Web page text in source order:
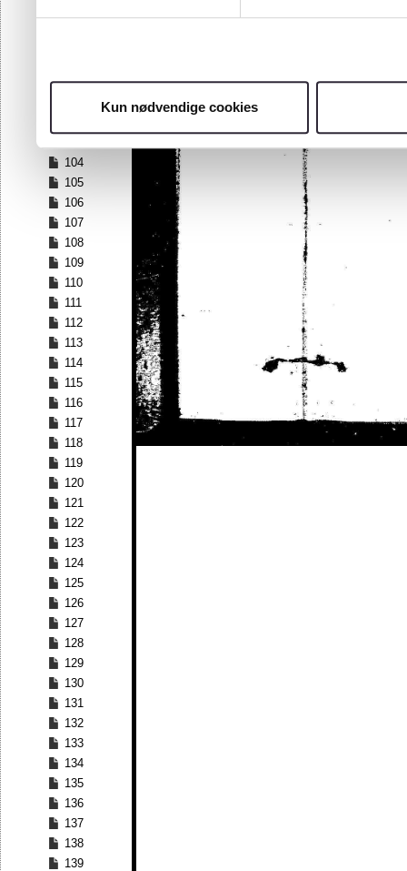
Kun nødvendige cookies
97
100
104
105
106
107
108
109
110
111
112
113
114
115
116
117
118
119
120
121
122
123
124
125
126
127
128
129
130
131
132
133
134
135
136
137
138
139